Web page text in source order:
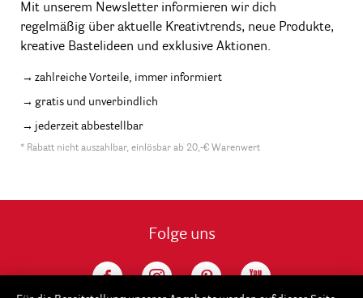
Mit unserem Newsletter informieren wir dich
regelmäßig über aktuelle Kreativtrends, neue Produkte,
kreative Bastelideen und exklusive Aktionen.
zahlreiche Vorteile, immer informiert
gratis und unverbindlich
jederzeit abbestellbar
* Rabatt nicht auszahlbar, einlösbar ab 20,-€ Warenwert
Folge uns